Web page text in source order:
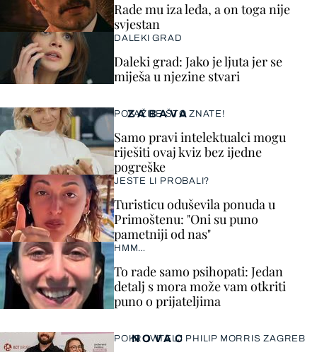
ZABAVA
POKAŽITE ŠTO ZNATE!
Samo pravi intelektualci mogu
riješiti ovaj kviz bez ijedne
pogreške
JESTE LI PROBALI?
Turisticu oduševila ponuda u
Primoštenu: "Oni su puno
pametniji od nas"
HMM…
To rade samo psihopati: Jedan
detalj s mora može vam otkriti
puno o prijateljima
Rade mu iza leđa, a on toga nije
svjestan
DALEKI GRAD
Daleki grad: Jako je ljuta jer se
miješa u njezine stvari
NOVAC
POKROVITELJ PHILIP MORRIS ZAGREB